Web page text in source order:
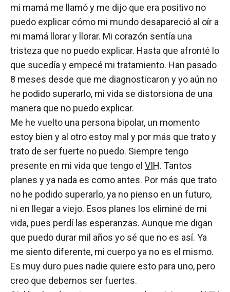
mi mamá me llamó y me dijo que era positivo no
puedo explicar cómo mi mundo desapareció al oír a
mi mamá llorar y llorar. Mi corazón sentía una
tristeza que no puedo explicar. Hasta que afronté lo
que sucedía y empecé mi tratamiento. Han pasado
8 meses desde que me diagnosticaron y yo aún no
he podido superarlo, mi vida se distorsiona de una
manera que no puedo explicar.
Me he vuelto una persona bipolar, un momento
estoy bien y al otro estoy mal y por más que trato y
trato de ser fuerte no puedo. Siempre tengo
presente en mi vida que tengo el VIH. Tantos
planes y ya nada es como antes. Por más que trato
no he podido superarlo, ya no pienso en un futuro,
ni en llegar a viejo. Esos planes los eliminé de mi
vida, pues perdí las esperanzas. Aunque me digan
que puedo durar mil años yo sé que no es así. Ya
me siento diferente, mi cuerpo ya no es el mismo.
Es muy duro pues nadie quiere esto para uno, pero
creo que debemos ser fuertes.